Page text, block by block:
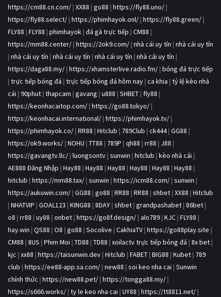
https://cm88.cn.com/ | XX88 | go88 | https://fly88.uno/ |
https://fly88.select/ | https://phimhayok.onl/ | https://fly88.green/ |
FLY88 | FLY88 | phimhayok | đá gà trực tiếp | CM88 |
https://mm88.center/ | https://2ok9.com/ | nhà cái uy tín | nhà cái uy tín
| nhà cái uy tín | nhà cái uy tín | nhà cái uy tín | nhà cái uy tín |
https://daga88.my/ | https://xhamsterlive.radio.fm/ | bóng đá trực tiếp
| trực tiếp bóng đá | trực tiếp bóng đá hôm nay | ca khia | tỷ lệ kèo nhà
cái | 90phut | thapcam | gavang | u888 | SHBET | fly88 |
https://keonhacaitop.com/ | https://go88.tokyo/ |
https://keonhacai.international/ | https://phimhayok.tv/ |
https://phimhayok.co/ | RR88 | Hitclub | 789Club | ck444| GG88 |
https://ok9.works/ | NOHU | TT88 | 789P | qh88 | rr88 | J88 |
https://gavangtv.llc/ | luongsontv | sunwin | hitclub | kèo nhà cái |
AE888 Đăng Nhập | Hay88 | Hay88 | Hay88 | Hay88 | Hay88 | Hay88 |
hitclub | https://mm88.tax/ | sunwin | https://icm88.com/ | sunwin |
https://aukuwin.com/ | GG88 | go88 | RR88 | RR88 | shbet | XX88 | Hitclub
| NHATVIP | GOAL123 | KING88 | 8DAY | shbet | grandpashabet | 86bet |
o8 | rr88 | uy88 | onbet | https://go8f.design/ | alo789 | KJC | FLY88 |
hay.win | QS88 | O8 | go88 | Socolive | CakhiaTV | https://go88play.site |
CM88 | 8US | Phim Moi | TD88 | TD88 | xoilactv trực tiếp bóng đá | 8x bet |
kjc | xx88 | https://taisunwin.dev | Hitclub | FABET | BIG88 | Kubet | 789
club | https://ee88-app.sa.com/ | new88 | soi keo nha cai | Sunwin
chính thức | https://new88.pet/ | https://tongga88.my/ |
https://s666.works/ | ty le keo nha cai | UY88 | https://tt8811.net/ |